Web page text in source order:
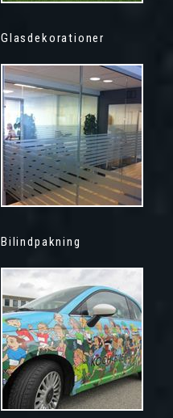
Glasdekorationer
Bilindpakning